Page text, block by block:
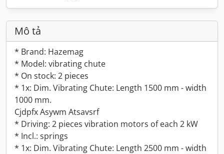
Mô tả
* Brand: Hazemag
* Model: vibrating chute
* On stock: 2 pieces
* 1x: Dim. Vibrating Chute: Length 1500 mm - width
1000 mm.
Cjdpfx Asywm Atsavsrf
* Driving: 2 pieces vibration motors of each 2 kW
* Incl.: springs
* 1x: Dim. Vibrating Chute: Length 2500 mm - width